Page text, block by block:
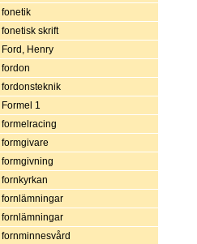
fonetik
fonetisk skrift
Ford, Henry
fordon
fordonsteknik
Formel 1
formelracing
formgivare
formgivning
fornkyrkan
fornlämningar
fornlämningar
fornminnesvård